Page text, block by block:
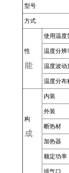
型号
方式
性
能
使用温度
温度分辨
温度波动
温度分布
构
成
内装
外装
断热材
加热器
额定功率
排气口